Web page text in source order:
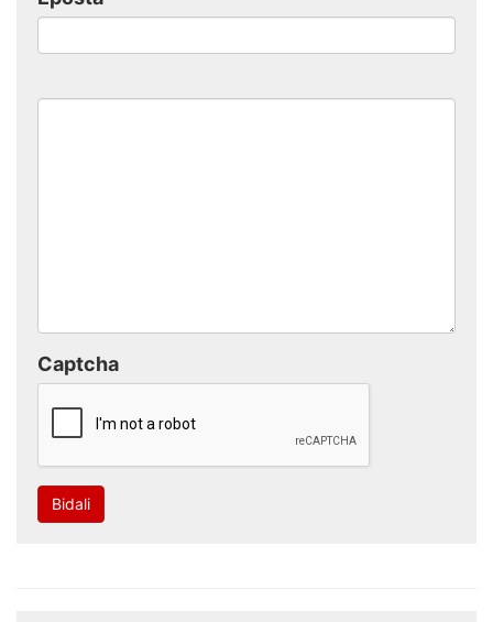
Captcha
Bidali